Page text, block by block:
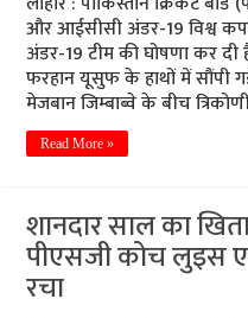
और आईसीसी अंडर-19 विश्व
अंडर-19 टीम की घोषणा कर
फरहान यूसुफ के हाथों में सौंपी
मेजबान जिम्बाब्वे के बीच
Read More »
शानदार साल का
पीएसजी कोच लुइस
रचा